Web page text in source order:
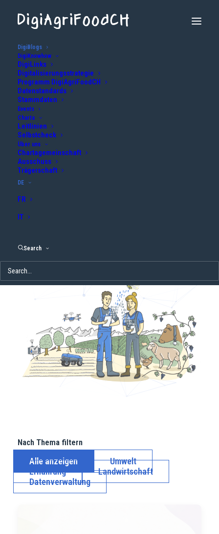
DigiBlogs
DigiKnowhow
DigiLinks
Digitalisierungsstrategie
Programm DigiAgriFoodCH
Datenstandards
Stammdaten
Events
Charta
Leitlinien
Selbstcheck
Über uns
Chartagemeinschaft
Ausschuss
Trägerschaft
DE
FR
IT
Search
Gemeinsam den Schweizer
Agrar- und
Ernährungssektor
digitalisieren
Die Kommunikationsplattform
allen Akteuren des Schweizer Agrar- und
Ernährungssektors zur Verfügung und hat zum Ziel,
das Wissen im Bereich der Digitalisierung zu
Nach Thema filtern
Alle anzeigen
Umwelt
Ernährung
Landwirtschaft
Datenverwaltung